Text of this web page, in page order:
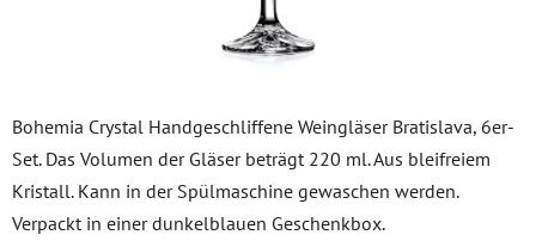
Bohemia Crystal Handgeschliffene Weingläser Bratislava, 6er-
Set. Das Volumen der Gläser beträgt 220 ml. Aus bleifreiem
Kristall. Kann in der Spülmaschine gewaschen werden.
Verpackt in einer dunkelblauen Geschenkbox.